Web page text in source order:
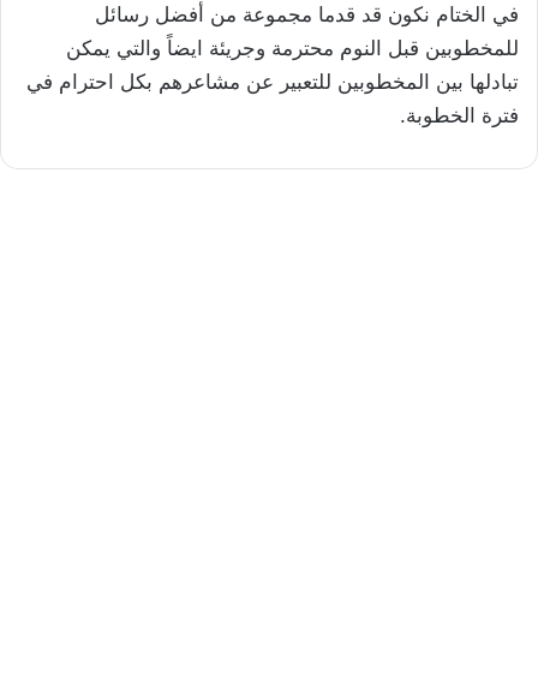
في الختام نكون قد قدما مجموعة من أفضل رسائل
للمخطوبين قبل النوم محترمة وجريئة ايضاً والتي يمكن
تبادلها بين المخطوبين للتعبير عن مشاعرهم بكل احترام في
فترة الخطوبة.